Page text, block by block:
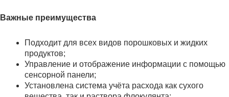
Важные преимущества
Подходит для всех видов порошковых и жидких
продуктов;
Управление и отображение информации с помощью
сенсорной панели;
Установлена система учёта расхода как сухого